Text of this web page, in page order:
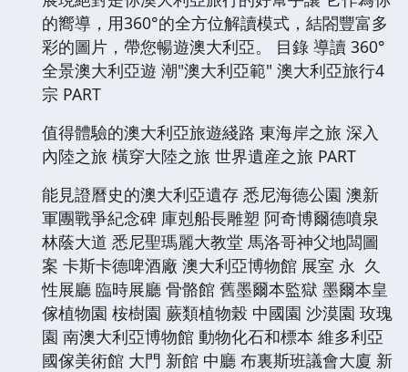
的嚮導，用360°的全方位解讀模式，結閤豐富多
彩的圖片，帶您暢遊澳大利亞。 目錄 導讀 360°
全景澳大利亞遊 潮"澳大利亞範" 澳大利亞旅行4
宗 PART
值得體驗的澳大利亞旅遊綫路 東海岸之旅 深入
內陸之旅 橫穿大陸之旅 世界遺産之旅 PART
能見證曆史的澳大利亞遺存 悉尼海德公園 澳新
軍團戰爭紀念碑 庫剋船長雕塑 阿奇博爾德噴泉
林蔭大道 悉尼聖瑪麗大教堂 馬洛哥神父地闆圖
案 卡斯卡德啤酒廠 澳大利亞博物館 展室 永 久
性展廳 臨時展廳 骨骼館 舊墨爾本監獄 墨爾本皇
傢植物園 桉樹園 蕨類植物榖 中國園 沙漠園 玫瑰
園 南澳大利亞博物館 動物化石和標本 維多利亞
國傢美術館 大門 新館 中廳 布裏斯班議會大廈 新